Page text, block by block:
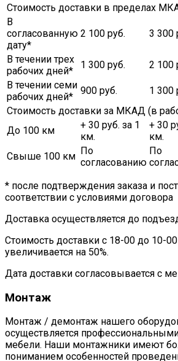
Стоимость доставки в пределах
В
согласованную
дату*
2 100 руб. 3 300
В течении трех
рабочих дней*
1 300 руб. 2 100
В течении семи
рабочих дней*
900 руб. 1 300
Стоимость доставки за МКАД (в
До 100 км
+ 30 руб. за 1
км.
+ 30
км.
Свыше 100 км По
согласованию
По
* после подтверждения заказа и
соответствии с условиями договора
Доставка осуществляется до
Стоимость доставки с 18-00 до 10-
увеличивается на 50%.
Дата доставки согласовывается с
Монтаж
Монтаж / демонтаж нашего
осуществляется
мебели. Наши монтажники имеют
пониманием особенностей